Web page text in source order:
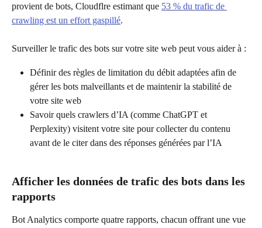
provient de bots, Cloudflre estimant que 53 % du trafic de
crawling est un effort gaspillé.
Surveiller le trafic des bots sur votre site web peut vous aider à :
Définir des règles de limitation du débit adaptées afin de
gérer les bots malveillants et de maintenir la stabilité de
votre site web
Savoir quels crawlers d’IA (comme ChatGPT et
Perplexity) visitent votre site pour collecter du contenu
avant de le citer dans des réponses générées par l’IA
Afficher les données de trafic des bots dans les
rapports
Bot Analytics comporte quatre rapports, chacun offrant une vue